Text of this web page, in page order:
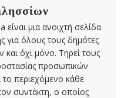
είναι μια ανοιχτή σελίδα
για όλους τους δημότες
και όχι μόνο. Τηρεί τους
προσωπικών
περιεχόμενο κάθε
συντάκτη, ο οποίος